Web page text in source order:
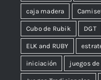
caja madera
Cubo de Rubik DGT
ELK and RUBY
iniciación juegos